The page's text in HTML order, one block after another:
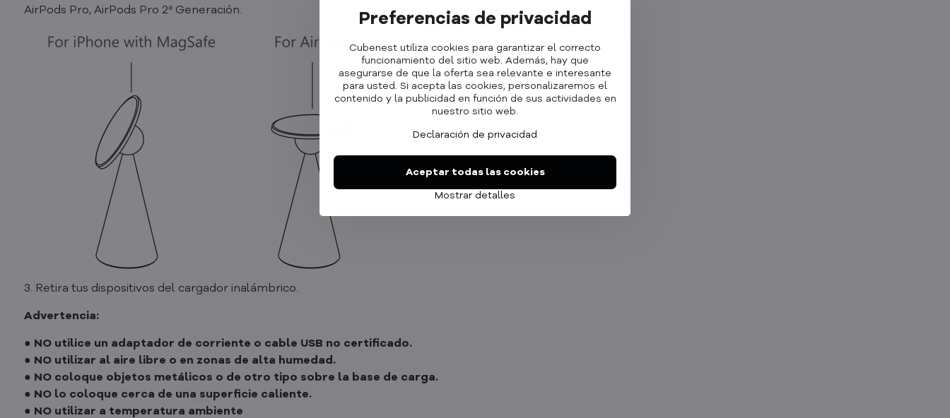
AirPods Pro, AirPods Pro 2ª Generación.
3. Retira tus dispositivos del cargador inalámbrico.
Advertencia:
● NO utilice un adaptador de corriente o cable USB no certificado.
● NO utilizar al aire libre o en zonas de alta humedad.
● NO coloque objetos metálicos o de otro tipo sobre la base de carga.
● NO lo coloque cerca de una superficie caliente.
● NO utilizar a temperatura ambiente
Preferencias de privacidad
Cubenest utiliza cookies para garantizar el correcto
funcionamiento del sitio web. Además, hay que
asegurarse de que la oferta sea relevante e interesante
para usted. Si acepta las cookies, personalizaremos el
contenido y la publicidad en función de sus actividades en
nuestro sitio web.
Declaración de privacidad
Mostrar detalles
Aceptar todas las cookies